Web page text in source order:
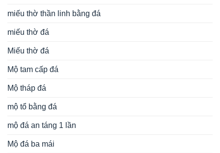
miếu thờ thần linh bằng đá
miếu thờ đá
Miếu thờ đá
Mộ tam cấp đá
Mộ tháp đá
mộ tổ bằng đá
mộ đá an táng 1 lần
Mộ đá ba mái